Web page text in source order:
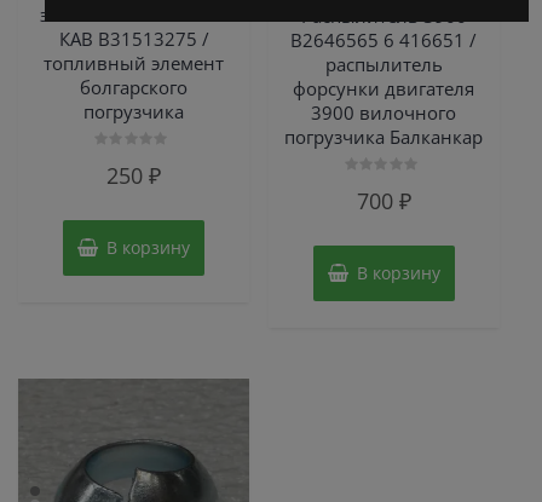
элемент топлива CAV
КАВ B31513275 /
топливный элемент
болгарского
погрузчика
250₽
В корзину
B2646565 6 416651 /
распылитель
форсунки двигателя
3900 вилочного
погрузчика Балканкар
700 ₽
В корзину